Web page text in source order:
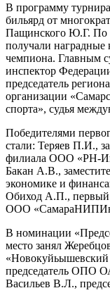
В программу
бильярд от
Пащинского Ю.Г. По
получали наградные
чемпиона. Главным
инспектор
председатель
организации
спорта», судья
Победителями
стали: Теряев П.И.,
филиала ООО «РН-
Бакан А.В.,
экономике и
Обиход А.П., первый
ООО
В номинации
место занял
председатель ОПО
Васильев В.Л.,